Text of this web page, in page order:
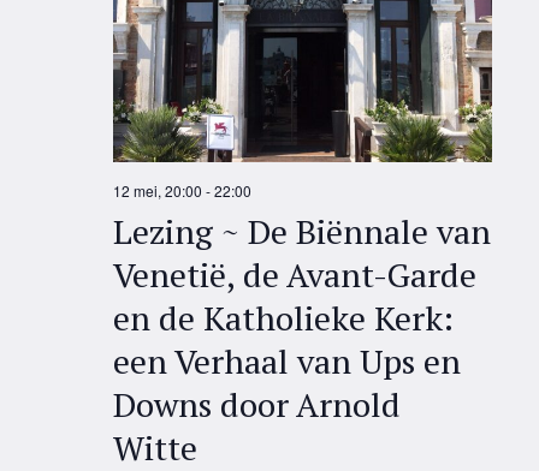
12 mei, 20:00 -22:00
Lezing ~ De Biënnale van
Venetië, de Avant-Garde
en de Katholieke Kerk:
een Verhaal van Ups en
Downs door Arnold
Witte